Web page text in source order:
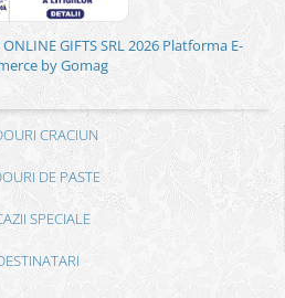
GIFTS SRL 2026 Platforma E-
by Gomag
CRACIUN
DE PASTE
SPECIALE